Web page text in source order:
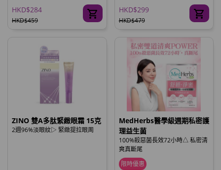
HKD$284
HKD$459
HKD$299
HKD$479
ZINO 雙A多肽緊緻眼霜 15克
2週96%淡眼紋▷ 緊緻提拉眼周
MedHerbs醫學級週期私密護
理益生菌
100%殺惡菌長效72小時△ 私密清
爽真斷尾
限時優惠